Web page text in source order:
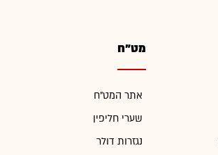
מט"ח
אתר המט"ח
שערי חליפין
נגזרות דולר